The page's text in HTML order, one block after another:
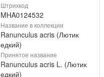
Штрихкод
MHA0124532
Название в коллекции
Ranunculus acris (Лютик
едкий)
Принятое название
Ranunculus acris L. (Лютик
едкий)